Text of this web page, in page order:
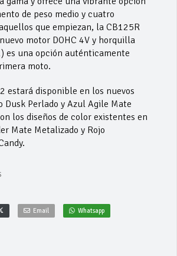
de peso medio y cuatro
que empiezan, la CB125R
motor DOHC 4V y horquilla
es una opción auténticamente
moto.
estará disponible en los nuevos
Dusk Perlado y Azul Agile Mate
los diseños de color existentes en
Mate Metalizado y Rojo
Email Whatsapp